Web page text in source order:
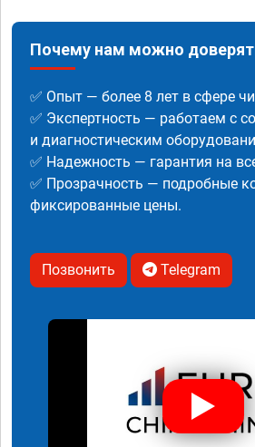
Почему нам можно
✅ Опыт — более 8 лет в сфере
✅ Экспертность — работаем с
и диагностическим
✅ Надежность — гарантия на
✅ Прозрачность — подробные
фиксированные цены.
Позвонить Telegram